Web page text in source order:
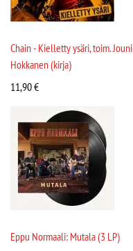
Chain - Kielletty ysäri, toim. Jouni
Hokkanen (kirja)
11,90€
Eppu Normaali: Mutala (3 LP)